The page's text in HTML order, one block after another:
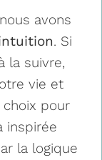
avons
. Si
la suivre,
vie et
pour
inspirée
la logique